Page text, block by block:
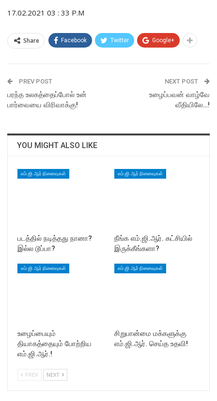
17.02.2021 03 : 33 P.M
Share Facebook Twitter Google+
PREV POST
பரந்த உலகத்தைப்போல் உன்
பார்வையை விரிவாக்கு!
NEXT POST
உழைப்பவன் வாழ்வே
வீதியிலே…!
YOU MIGHT ALSO LIKE
எம்.ஜி.ஆர் நினைவுகள்
படத்தில் நடித்தது நானா?
இல்ல டூப்பா?
எம்.ஜி.ஆர் நினைவுகள்
நீங்க எம்.ஜி.ஆர். கட்சியில்
இருக்கீங்களா?
எம்.ஜி.ஆர் நினைவுகள்
உழைப்பையும்
தியாகத்தையும் போற்றிய
எம்.ஜி.ஆர்.!
எம்.ஜி.ஆர் நினைவுகள்
சிறுபான்மை மக்களுக்கு
எம்.ஜி.ஆர். செய்த உதவி!
PREV NEXT